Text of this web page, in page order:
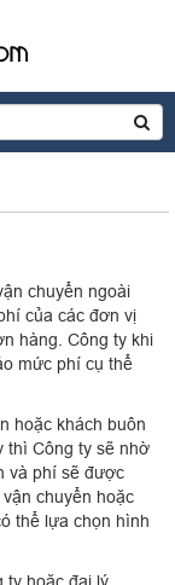
chuyển ngoài
của các đơn vị
hàng. Công ty khi
mức phí cụ thể
hoặc khách buôn
thì Công ty sẽ nhờ
và phí sẽ được
chuyển hoặc
thể lựa chọn hình